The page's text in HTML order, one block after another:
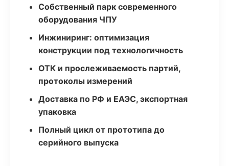
Собственный парк современного
оборудования ЧПУ
Инжиниринг: оптимизация
конструкции под технологичность
ОТК и прослеживаемость партий,
протоколы измерений
Доставка по РФ и ЕАЭС, экспортная
упаковка
Полный цикл от прототипа до
серийного выпуска